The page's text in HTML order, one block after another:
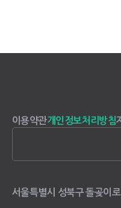
이용약관개인정보처리방침
서울특별시 성북구 돌곶이